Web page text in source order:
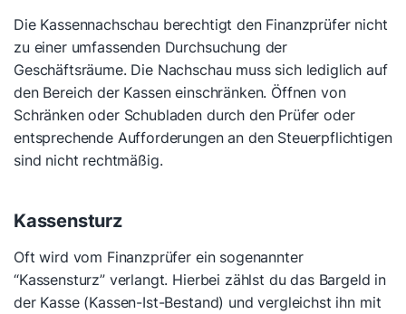
Die Kassennachschau berechtigt den Finanzprüfer nicht
zu einer umfassenden Durchsuchung der
Geschäftsräume. Die Nachschau muss sich lediglich auf
den Bereich der Kassen einschränken. Öffnen von
Schränken oder Schubladen durch den Prüfer oder
entsprechende Aufforderungen an den Steuerpflichtigen
sind nicht rechtmäßig.
Kassensturz
Oft wird vom Finanzprüfer ein sogenannter
“Kassensturz” verlangt. Hierbei zählst du das Bargeld in
der Kasse (Kassen-Ist-Bestand) und vergleichst ihn mit